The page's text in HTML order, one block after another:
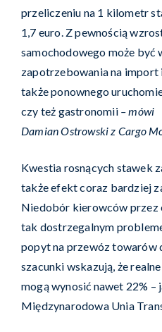
przeliczeniu na 1 kilometr
1,7 euro. Z pewnością
samochodowego może być
zapotrzebowania na import
także ponownego
czy też gastronomii – mówi
Damian Ostrowski z Cargo
Kwestia rosnących stawek
także efekt coraz bardziej
Niedobór kierowców przez
tak dostrzegalnym
popyt na przewóz towarów
szacunki wskazują, że
mogą wynosić nawet 22% –
Międzynarodowa Unia